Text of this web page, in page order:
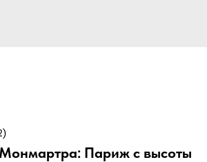
)
Париж с высоты